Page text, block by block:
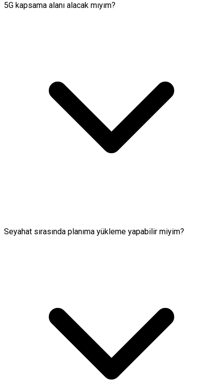
5G kapsama alanı alacak mıyım?
Seyahat sırasında planıma yükleme yapabilir miyim?